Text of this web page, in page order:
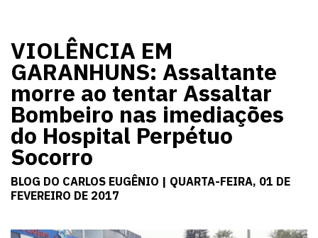
VIOLÊNCIA EM
GARANHUNS: Assaltante
morre ao tentar Assaltar
Bombeiro nas imediações
do Hospital Perpétuo
Socorro
BLOG DO CARLOS EUGÊNIO | QUARTA-FEIRA, 01 DE
FEVEREIRO DE 2017